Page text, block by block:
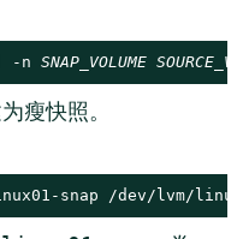
-n SNAP_VOLUME
瘦快照。
snap /dev/lvm/